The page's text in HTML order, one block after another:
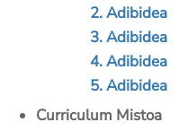
2. Adibidea
3. Adibidea
4. Adibidea
5. Adibidea
Curriculum Mistoa